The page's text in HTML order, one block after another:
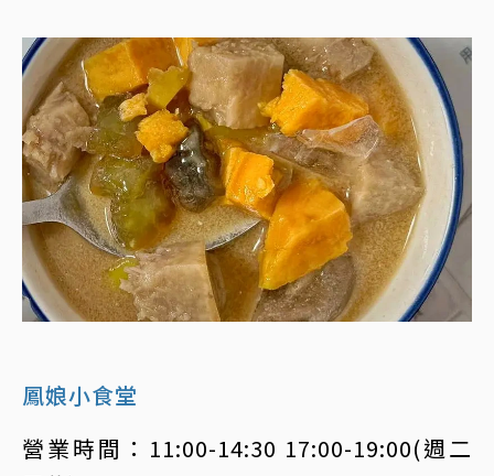
鳳娘小食堂
營業時間：11:00-14:30 17:00-19:00(週二